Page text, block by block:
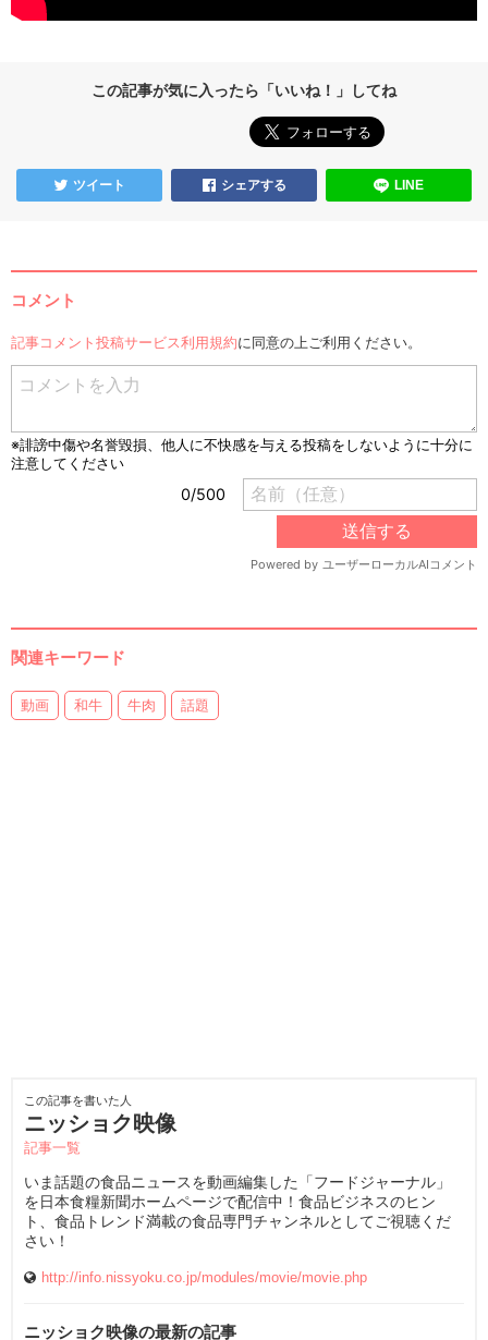
この記事が気に入ったら「いいね！」してね
ツイート シェアする LINE
コメント
記事コメント投稿サービス利用規約に同意の上ご利用ください。
関連キーワード
動画 和牛 牛肉 話題
この記事を書いた人
ニッショク映像
記事一覧
いま話題の食品ニュースを動画編集した「フードジャーナル」
を日本食糧新聞ホームページで配信中！食品ビジネスのヒン
ト、食品トレンド満載の食品専門チャンネルとしてご視聴くだ
さい！
http://info.nissyoku.co.jp/modules/movie/movie.php
ニッショク映像の最新の記事